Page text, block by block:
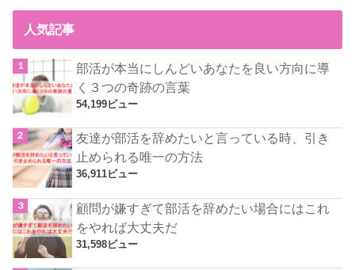
人気記事
部活が本当にしんどいあなたを良い方向に導
く３つの奇跡の言葉
54,199ビュー
友達が部活を辞めたいと言っている時、引き
止められる唯一の方法
36,911ビュー
顧問が嫌すぎて部活を辞めたい場合にはこれ
をやれば大丈夫だ
31,598ビュー